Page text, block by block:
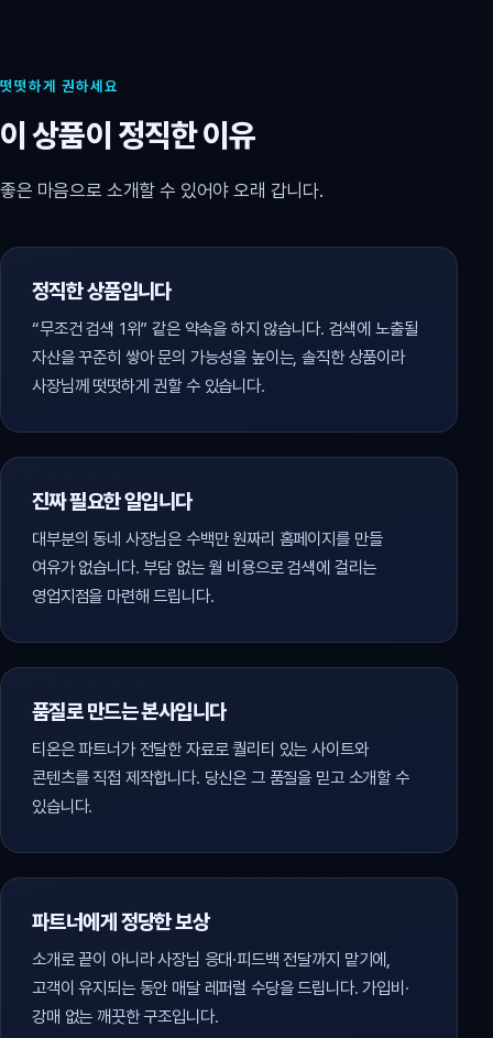
떳떳하게 권하세요
이 상품이 정직한 이유
좋은 마음으로 소개할 수 있어야 오래 갑니다.
정직한 상품입니다
“무조건 검색 1위” 같은 약속을 하지 않습니다. 검색에 노출될
자산을 꾸준히 쌓아 문의 가능성을 높이는, 솔직한 상품이라
사장님께 떳떳하게 권할 수 있습니다.
진짜 필요한 일입니다
대부분의 동네 사장님은 수백만 원짜리 홈페이지를 만들
여유가 없습니다. 부담 없는 월 비용으로 검색에 걸리는
영업지점을 마련해 드립니다.
품질로 만드는 본사입니다
티온은 파트너가 전달한 자료로 퀄리티 있는 사이트와
콘텐츠를 직접 제작합니다. 당신은 그 품질을 믿고 소개할 수
있습니다.
파트너에게 정당한 보상
소개로 끝이 아니라 사장님 응대·피드백 전달까지 맡기에,
고객이 유지되는 동안 매달 레퍼럴 수당을 드립니다. 가입비·
강매 없는 깨끗한 구조입니다.